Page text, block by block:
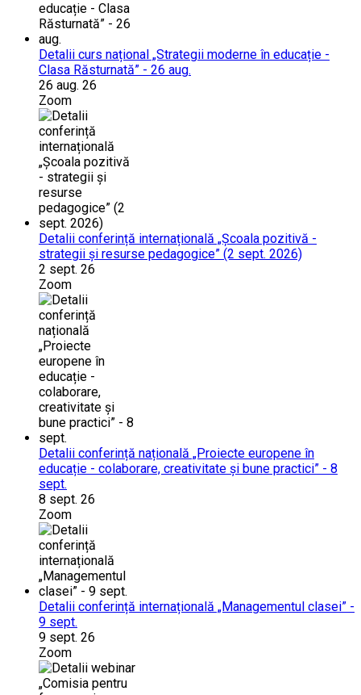
Detalii curs național „Strategii moderne în educație -
Clasa Răsturnată” - 26 aug.
26 aug. 26
Zoom
Detalii conferință internațională „Școala pozitivă -
strategii și resurse pedagogice” (2 sept. 2026)
2 sept. 26
Zoom
Detalii conferință națională „Proiecte europene în
educație - colaborare, creativitate și bune practici” - 8
sept.
8 sept. 26
Zoom
Detalii conferință internațională „Managementul clasei” -
9 sept.
9 sept. 26
Zoom